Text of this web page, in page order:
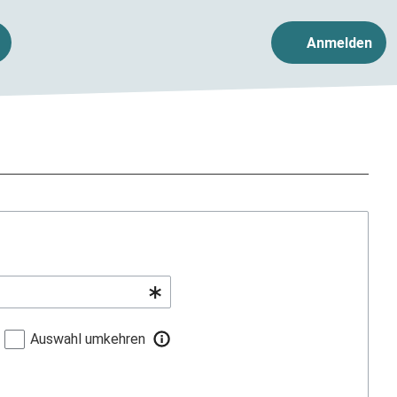
Anmelden
Auswahl umkehren